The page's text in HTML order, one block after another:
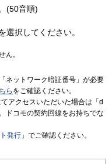
(50音順)
選択してください。
ん。
ネットワーク暗証番号」が必要
ら をご確認ください。
アクセスいただいた場合は「d
ドコモの契約回線をお持ちでな
発行 」でご確認ください。